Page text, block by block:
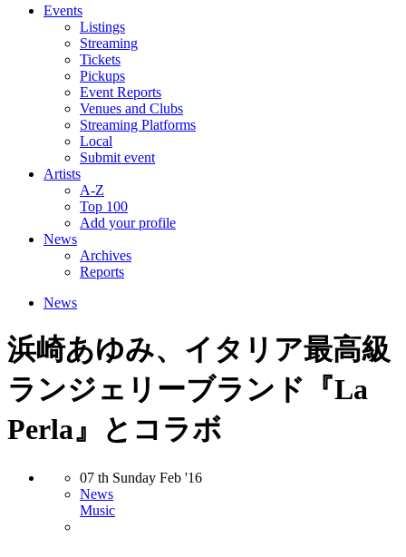
Events
Listings
Streaming
Tickets
Pickups
Event Reports
Venues and Clubs
Streaming Platforms
Local
Submit event
Artists
A-Z
Top 100
Add your profile
News
Archives
Reports
News
浜崎あゆみ、イタリア最高級
ランジェリーブランド『La
Perla』とコラボ
07 th Sunday Feb '16
News
Music